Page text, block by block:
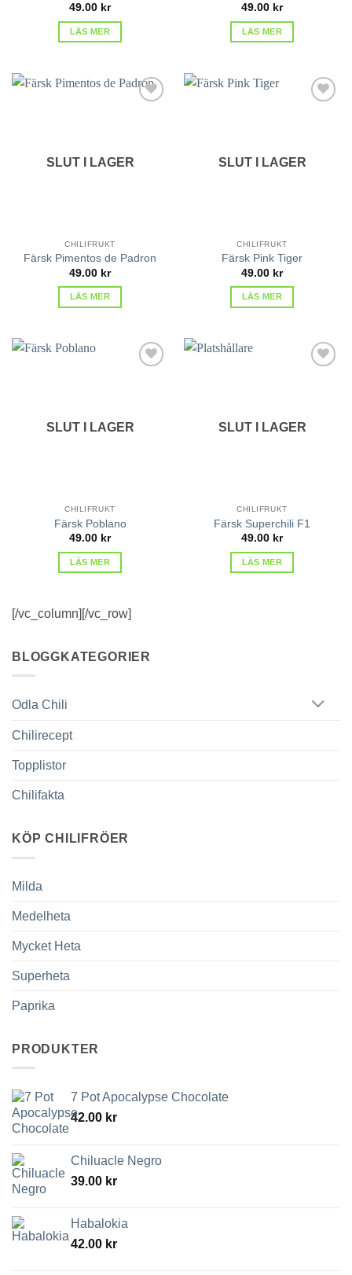
49.00 kr
LÄS MER
49.00 kr
LÄS MER
SLUT I LAGER
CHILIFRUKT
Färsk Pimentos de Padron
49.00 kr
LÄS MER
SLUT I LAGER
CHILIFRUKT
Färsk Pink Tiger
49.00 kr
LÄS MER
SLUT I LAGER
CHILIFRUKT
Färsk Poblano
49.00 kr
LÄS MER
SLUT I LAGER
CHILIFRUKT
Färsk Superchili F1
49.00 kr
LÄS MER
[/vc_column][/vc_row]
BLOGGKATEGORIER
Odla Chili
Chilirecept
Topplistor
Chilifakta
KÖP CHILIFRÖER
Milda
Medelheta
Mycket Heta
Superheta
Paprika
PRODUKTER
7 Pot Apocalypse Chocolate
42.00 kr
Chiluacle Negro
39.00 kr
Habalokia
42.00 kr